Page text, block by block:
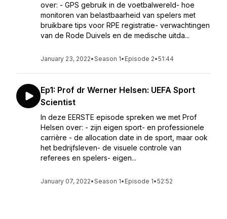
over: - GPS gebruik in de voetbalwereld- hoe
monitoren van belastbaarheid van spelers met
bruikbare tips voor RPE registratie- verwachtingen
van de Rode Duivels en de medische uitda...
January 23, 2022•Season 1• Episode 2•51:44
Ep1: Prof dr Werner Helsen: UEFA Sport
Scientist
In deze EERSTE episode spreken we met Prof
Helsen over: - zijn eigen sport- en professionele
carrière - de allocation date in de sport, maar ook
het bedrijfsleven- de visuele controle van
referees en spelers- eigen...
January 07, 2022•Season 1• Episode 1•52:52